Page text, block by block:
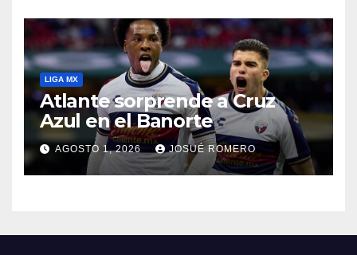
LIGA MX
Atlante sorprende a Cruz
Azul en el Banorte
AGOSTO 1, 2026 JOSUÉ ROMERO